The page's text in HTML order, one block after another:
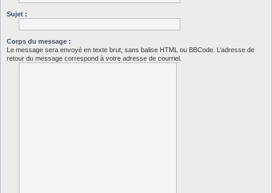
Sujet :
Corps du message :
Le message sera envoyé en texte brut, sans balise HTML ou BBCode. L’adresse de
retour du message correspond à votre adresse de courriel.